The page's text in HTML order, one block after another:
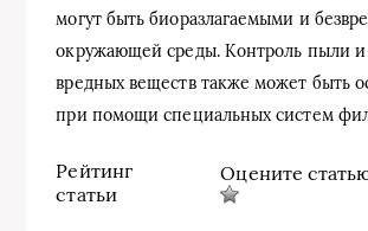
могут быть биоразлагаемыми и
окружающей среды. Контроль пыли и
вредных веществ также может быть
при помощи специальных систем
Рейтинг
статьи
Оцените